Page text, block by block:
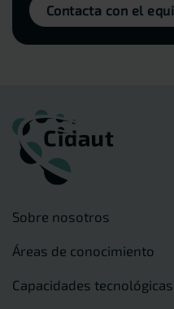
Contacta con el
Sobre nosotros
Áreas de conocimiento
Capacidades tecnológicas